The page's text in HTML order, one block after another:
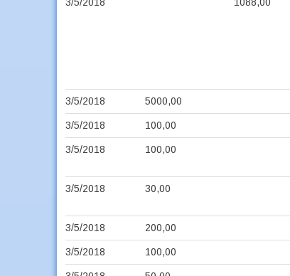
3/5/2018 1088,00
3/5/2018 5000,00
3/5/2018 100,00
3/5/2018 100,00
3/5/2018 30,00
3/5/2018 200,00
3/5/2018 100,00